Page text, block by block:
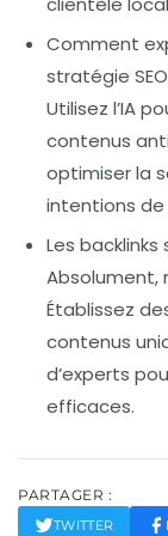
Comment
stratégie
Utilisez l’IA
contenus
optimiser la
intentions de
Les
Absolument,
Établissez
contenus
d’experts
efficaces.
PARTAGER :
TWITTER